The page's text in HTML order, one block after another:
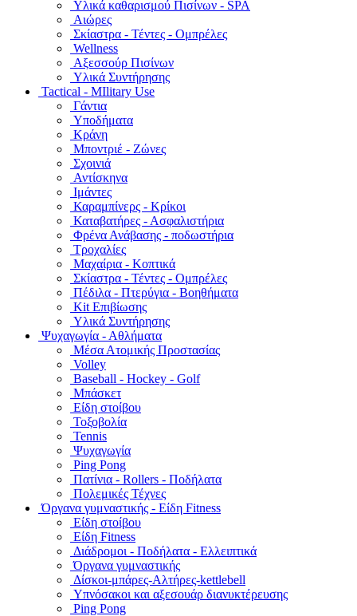
Υλικά καθαρισμού Πισίνων - SPA
Αιώρες
Σκίαστρα - Τέντες - Ομπρέλες
Wellness
Αξεσσούρ Πισίνων
Υλικά Συντήρησης
Tactical - MIlitary Use
Γάντια
Υποδήματα
Κράνη
Μποντριέ - Ζώνες
Σχοινιά
Αντίσκηνα
Ιμάντες
Καραμπίνερς - Κρίκοι
Καταβατήρες - Ασφαλιστήρια
Φρένα Ανάβασης - ποδωστήρια
Τροχαλίες
Μαχαίρια - Κοπτικά
Σκίαστρα - Τέντες - Ομπρέλες
Πέδιλα - Πτερύγια - Βοηθήματα
Kit Επιβίωσης
Υλικά Συντήρησης
Ψυχαγωγία - Αθλήματα
Μέσα Ατομικής Προστασίας
Volley
Baseball - Hockey - Golf
Μπάσκετ
Είδη στοίβου
Τοξοβολία
Tennis
Ψυχαγωγία
Ping Pong
Πατίνια - Rollers - Ποδήλατα
Πολεμικές Τέχνες
Όργανα γυμναστικής - Είδη Fitness
Είδη στοίβου
Είδη Fitness
Διάδρομοι - Ποδήλατα - Ελλειπτικά
Όργανα γυμναστικής
Δίσκοι-μπάρες-Αλτήρες-kettlebell
Υπνόσακοι και αξεσουάρ διανυκτέρευσης
Ping Pong